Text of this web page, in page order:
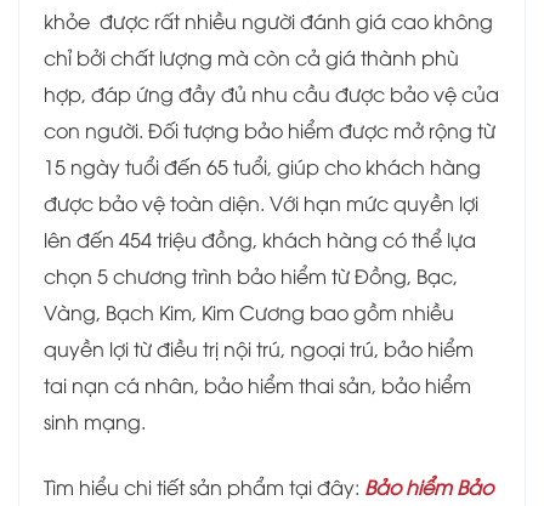
khỏe được rất nhiều người đánh giá cao không
chỉ bởi chất lượng mà còn cả giá thành phù
hợp, đáp ứng đầy đủ nhu cầu được bảo vệ của
con người. Đối tượng bảo hiểm được mở rộng từ
15 ngày tuổi đến 65 tuổi, giúp cho khách hàng
được bảo vệ toàn diện. Với hạn mức quyền lợi
lên đến 454 triệu đồng, khách hàng có thể lựa
chọn 5 chương trình bảo hiểm từ Đồng, Bạc,
Vàng, Bạch Kim, Kim Cương bao gồm nhiều
quyền lợi từ điều trị nội trú, ngoại trú, bảo hiểm
tai nạn cá nhân, bảo hiểm thai sản, bảo hiểm
sinh mạng.
Tìm hiểu chi tiết sản phẩm tại đây: Bảo hiểm Bảo